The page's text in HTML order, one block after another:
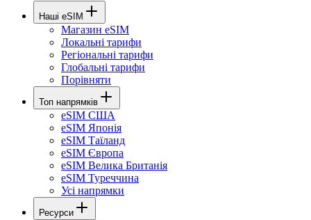
Наші eSIM
Магазин eSIM
Локальні тарифи
Регіональні тарифи
Глобальні тарифи
Порівняти
Топ напрямків
eSIM США
eSIM Японія
eSIM Таїланд
eSIM Європа
eSIM Велика Британія
eSIM Туреччина
Усі напрямки
Ресурси